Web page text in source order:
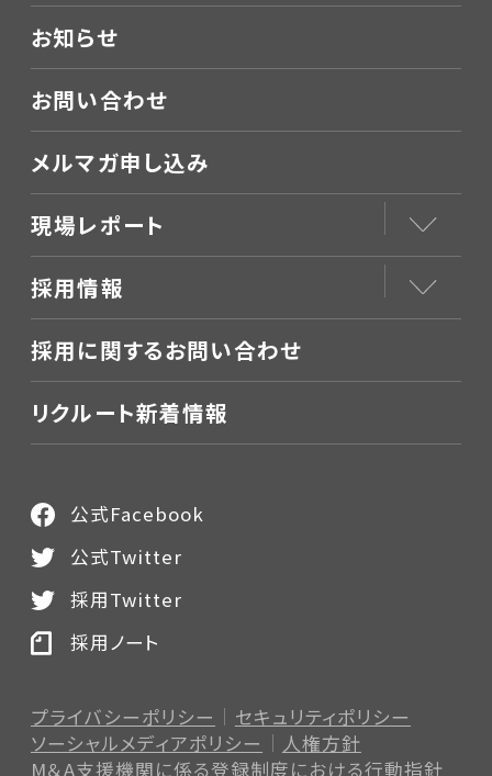
お知らせ
お問い合わせ
メルマガ申し込み
現場レポート
採用情報
採用に関するお問い合わせ
リクルート新着情報
プライバシーポリシー
セキュリティポリシー
ソーシャルメディアポリシー
人権方針
M＆A支援機関に係る登録制度における行動指針
公式Facebook
公式Twitter
採用Twitter
採用ノート